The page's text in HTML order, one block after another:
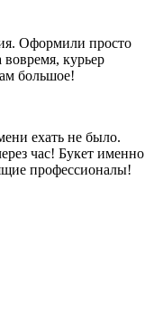
Оформили просто
курьер
большое!
ехать не было.
час! Букет именно
профессионалы!